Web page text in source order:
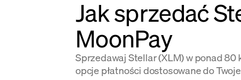
Jak sprzedać
MoonPay
Sprzedawaj Stellar (XLM) w ponad
opcje płatności dostosowane do